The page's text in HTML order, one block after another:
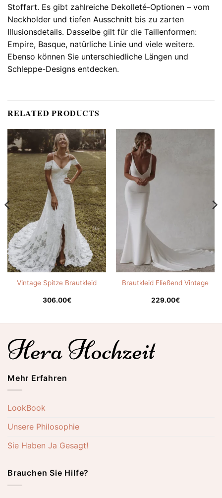
Stoffart. Es gibt zahlreiche Dekolleté-Optionen – vom
Neckholder und tiefen Ausschnitt bis zu zarten
Illusionsdetails. Dasselbe gilt für die Taillenformen:
Empire, Basque, natürliche Linie und viele weitere.
Ebenso können Sie unterschiedliche Längen und
Schleppe-Designs entdecken.
RELATED PRODUCTS
Vintage Spitze Brautkleid
306.00€
Brautkleid Fließend Vintage
229.00€
Mehr Erfahren
LookBook
Unsere Philosophie
Sie Haben Ja Gesagt!
Brauchen Sie Hilfe?